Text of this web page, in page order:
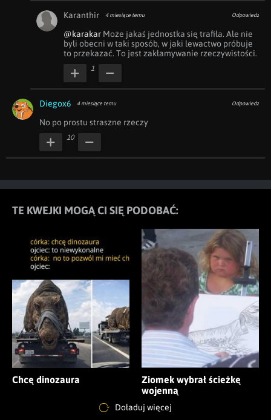
Karanthir 4 miesiące temu Odpowiedz
@karakar Może jakaś jednostka się trafiła. Ale nie
byli obecni w taki sposób, w jaki lewactwo próbuje
to przekazać. To jest zakłamywanie rzeczywistości.
1
Diegox6 4 miesiące temu Odpowiedz
No po prostu straszne rzeczy
10
TE KWEJKI MOGĄ CI SIĘ PODOBAĆ:
Chcę dinozaura
Ziomek wybrał ścieżkę
wojenną
Doładuj więcej